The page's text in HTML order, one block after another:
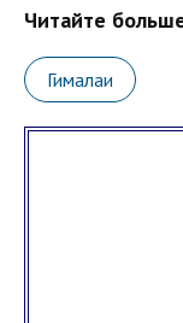
Читайте
Гималаи